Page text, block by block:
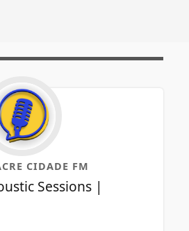
CIDADE FM
Sessions |